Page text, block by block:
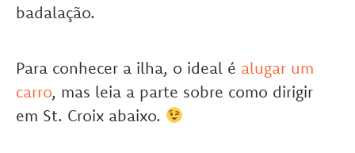
badalação.
Para conhecer a ilha, o ideal é alugar um
carro, mas leia a parte sobre como dirigir
em St. Croix abaixo.